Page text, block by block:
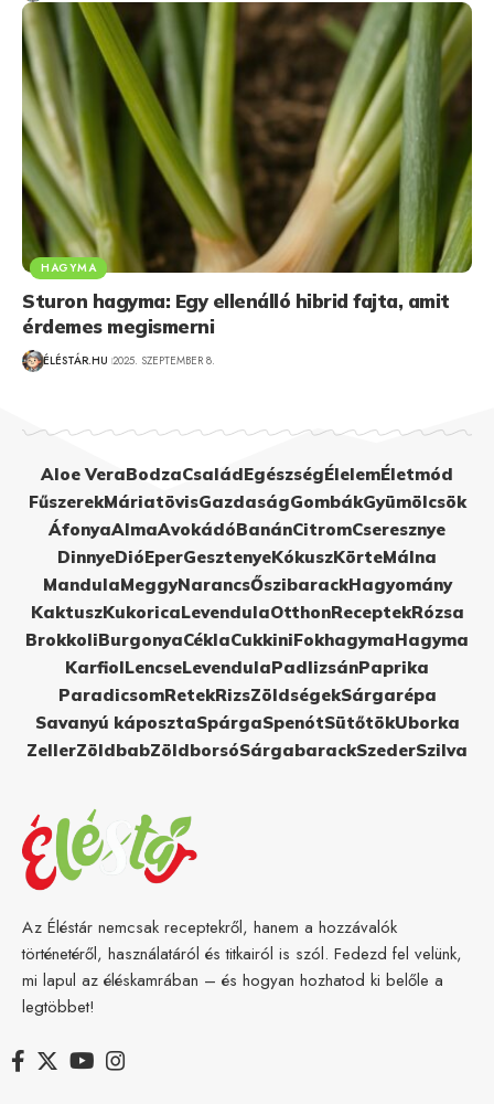
HAGYMA
Sturon hagyma: Egy ellenálló hibrid fajta, amit
érdemes megismerni
ÉLÉSTÁR.HU 2025. SZEPTEMBER 8.
Aloe VeraBodzaCsaládEgészségÉlelemÉletmód
FűszerekMáriatövisGazdaságGombákGyümölcsök
ÁfonyaAlmaAvokádóBanánCitromCseresznye
DinnyeDióEperGesztenyeKókuszKörteMálna
MandulaMeggyNarancsŐszibarackHagyomány
KaktuszKukoricaLevendulaOtthonReceptekRózsa
BrokkoliBurgonyaCéklaCukkiniFokhagymaHagyma
KarfiolLencseLevendulaPadlizsánPaprika
ParadicsomRetekRizsZöldségekSárgarépa
Savanyú káposztaSpárgaSpenótSütőtökUborka
ZellerZöldbabZöldborsóSárgabarackSzederSzilva
Az Éléstár nemcsak receptekről, hanem a hozzávalók
történetéről, használatáról és titkairól is szól. Fedezd fel velünk,
mi lapul az éléskamrában – és hogyan hozhatod ki belőle a
legtöbbet!